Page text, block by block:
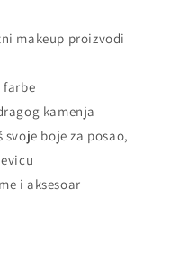
makeup proizvodi
farbe
kamenja
boje za posao,
i aksesoar